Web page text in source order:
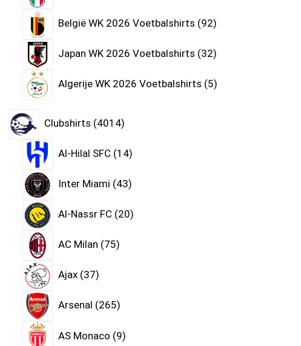
België WK 2026 Voetbalshirts 92
Japan WK 2026 Voetbalshirts 32
Algerije WK 2026 Voetbalshirts 5
Clubshirts 4014
Al-Hilal SFC 14
Inter Miami 43
Al-Nassr FC 20
AC Milan 75
Ajax 37
Arsenal 265
AS Monaco 9